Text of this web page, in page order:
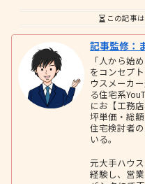
この記事は
記事監修：
「人から始
をコンセプ
ウスメーカ
る住宅系
にお【工務
坪単価・総
住宅検討者
いる。
元大手ハウ
経験し、営